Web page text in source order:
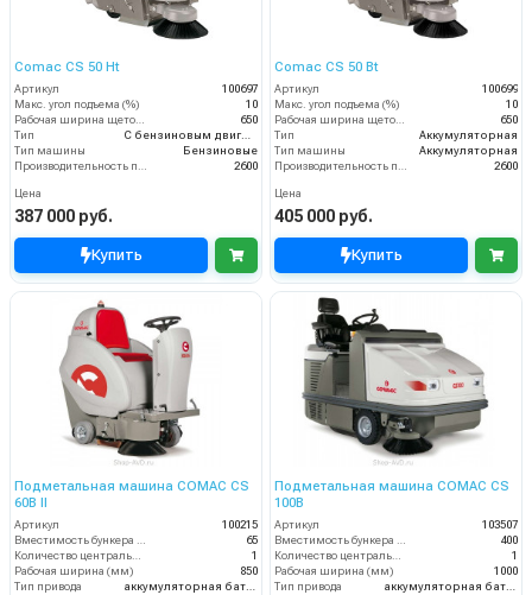
Comac CS 50 Ht
Артикул
100697
Макс. угол подъема (%)
10
650
Тип
С бензиновым двигателем
Тип машины
Бензиновые
2600
Цена
387 000 руб.
Купить
Comac CS 50 Bt
Артикул
100699
Макс. угол подъема (%)
10
650
Тип
Аккумуляторная
Тип машины
Аккумуляторная
2600
Цена
405 000 руб.
Купить
Подметальная машина COMAC CS
60B II
Артикул
100215
Вместимость бункера (л)
65
Количество центральных мусоросборных валиков (шт)
1
Рабочая ширина (мм)
850
Тип привода
аккумуляторная батарея
Подметальная машина COMAC CS
100B
Артикул
103507
Вместимость бункера (л)
400
Количество центральных мусоросборных валиков (шт)
1
Рабочая ширина (мм)
1000
Тип привода
аккумуляторная батарея